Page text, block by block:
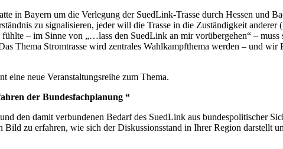
in Bayern um die Verlegung der SuedLink-Trasse durch Hessen und
zu signalisieren, jeder will die Trasse in die Zuständigkeit
– im Sinne von „…lass den SuedLink an mir vorübergehen“ – muss
Thema Stromtrasse wird zentrales Wahlkampfthema werden – und
eine neue Veranstaltungsreihe zum Thema.
der Bundesfachplanung “
den damit verbundenen Bedarf des SuedLink aus bundespolitischer
zu erfahren, wie sich der Diskussionsstand in Ihrer Region darstellt